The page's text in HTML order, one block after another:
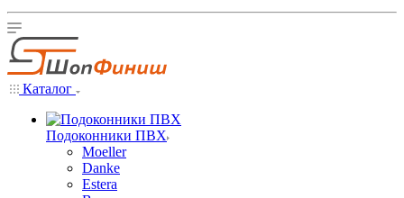
Каталог
Подоконники ПВХ
Moeller
Danke
Estera